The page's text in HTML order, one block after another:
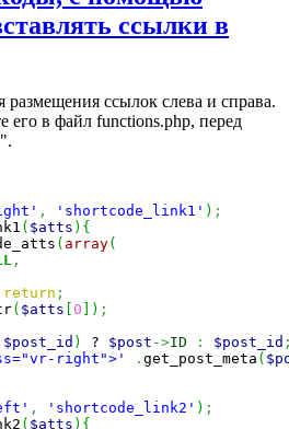
ссылки в
размещения ссылок слева и справа.
его в файл functions.php, перед
, 'shortcode_link1' ) ;
( $atts ) {
( array(
,
return ;
( $atts 0 ) ;
$post_id ) ? $post ->ID : $post_id
right">' . get_post_meta (
, 'shortcode_link2' ) ;
( $atts ) {